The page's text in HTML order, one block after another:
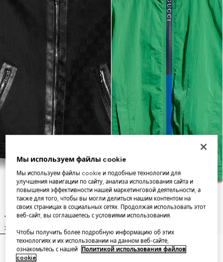
Children's GG cotton jacquard
jacket
Children's nylon froissé jacket
Мы используем файлы cookie
Мы используем файлы cookie и подобные технологии для
улучшения навигации по сайту, анализа использования сайта и
повышения эффективности нашей маркетинговой деятельности, а
также для того, чтобы вы могли делиться нашим контентом на
своих страницах в социальных сетях. Продолжая использовать этот
веб-сайт, вы соглашаетесь с условиями использования.
Чтобы получить более подробную информацию об этих
технологиях и их использовании на данном веб-сайте,
ознакомьтесь с нашей
Политикой использования файлов
cookie.